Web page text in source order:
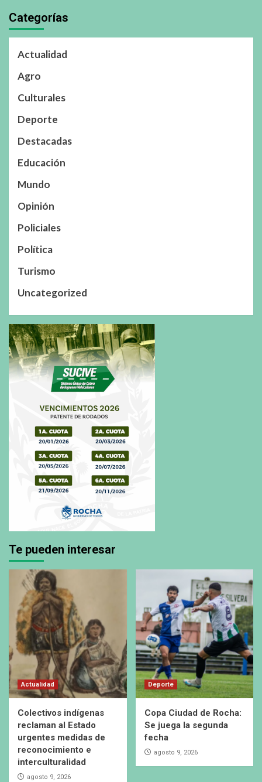
Categorías
Actualidad
Agro
Culturales
Deporte
Destacadas
Educación
Mundo
Opinión
Policiales
Política
Turismo
Uncategorized
Te pueden interesar
Actualidad
Colectivos indígenas
reclaman al Estado
urgentes medidas de
reconocimiento e
interculturalidad
agosto 9, 2026
Deporte
Copa Ciudad de Rocha:
Se juega la segunda
fecha
agosto 9, 2026